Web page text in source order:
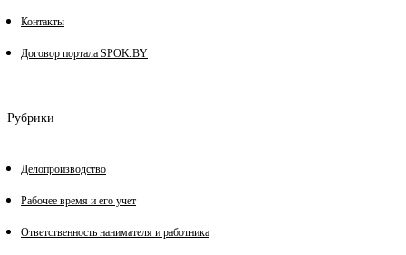
Контакты
Договор портала SPOK.BY
Рубрики
Делопроизводство
Рабочее время и его учет
Ответственность нанимателя и работника